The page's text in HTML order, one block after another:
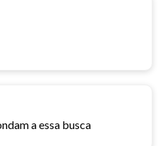
a essa busca